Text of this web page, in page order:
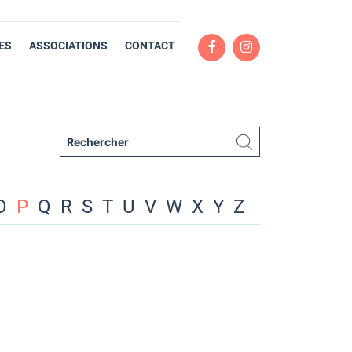
ASSOCIATIONS CONTACT
P Q R S T U V W X Y Z